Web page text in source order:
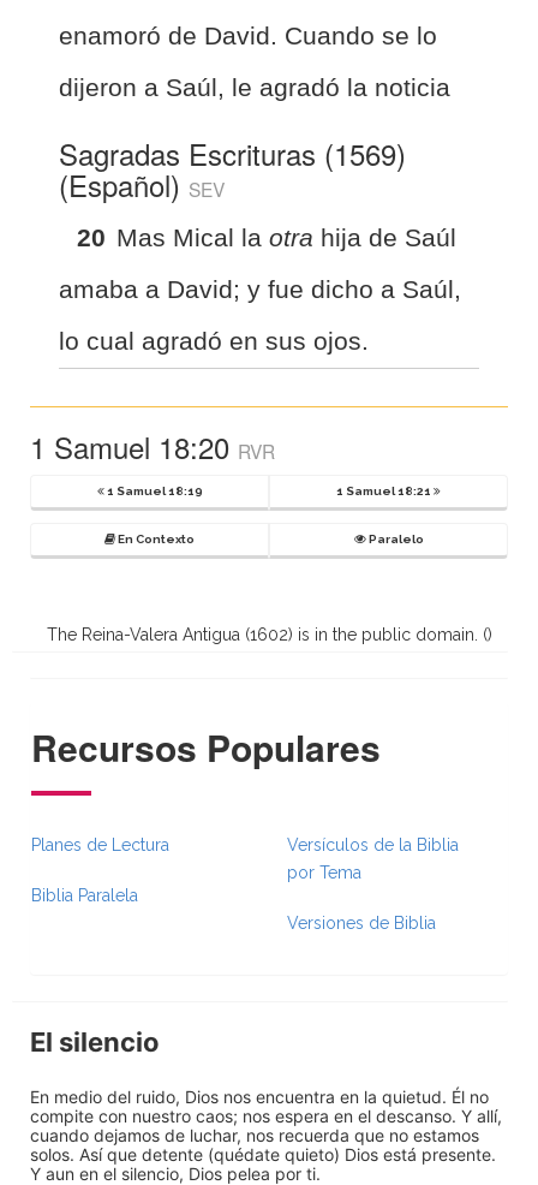
enamoró de David. Cuando se lo
dijeron a Saúl, le agradó la noticia
Sagradas Escrituras (1569)
(Español) SEV
20 Mas Mical la otra hija de Saúl
amaba a David; y fue dicho a Saúl,
lo cual agradó en sus ojos.
1 Samuel 18:20 RVR
1 Samuel 18:19 1 Samuel 18:21
En Contexto Paralelo
The Reina-Valera Antigua (1602) is in the public domain. ()
Recursos Populares
Planes de Lectura
Biblia Paralela
Versículos de la Biblia
por Tema
Versiones de Biblia
El silencio
En medio del ruido, Dios nos encuentra en la quietud. Él no
compite con nuestro caos; nos espera en el descanso. Y allí,
cuando dejamos de luchar, nos recuerda que no estamos
solos. Así que detente (quédate quieto) Dios está presente.
Y aun en el silencio, Dios pelea por ti.